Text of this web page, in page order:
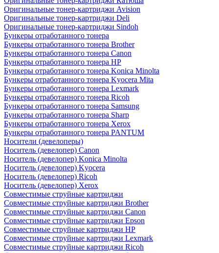
Оригинальные тонер-картриджи Avision
Оригинальные тонер-картриджи Deli
Оригинальные тонер-картриджи Sindoh
Бункеры отработанного тонера
Бункеры отработанного тонера Brother
Бункеры отработанного тонера Canon
Бункеры отработанного тонера HP
Бункеры отработанного тонера Konica Minolta
Бункеры отработанного тонера Kyocera Mita
Бункеры отработанного тонера Lexmark
Бункеры отработанного тонера Ricoh
Бункеры отработанного тонера Samsung
Бункеры отработанного тонера Sharp
Бункеры отработанного тонера Xerox
Бункеры отработанного тонера PANTUM
Носители (девелоперы)
Носитель (девелопер) Canon
Носитель (девелопер) Konica Minolta
Носитель (девелопер) Kyocera
Носитель (девелопер) Ricoh
Носитель (девелопер) Xerox
Совместимые струйные картриджи
Совместимые струйные картриджи Brother
Совместимые струйные картриджи Canon
Совместимые струйные картриджи Epson
Совместимые струйные картриджи HP
Совместимые струйные картриджи Lexmark
Совместимые струйные картриджи Ricoh